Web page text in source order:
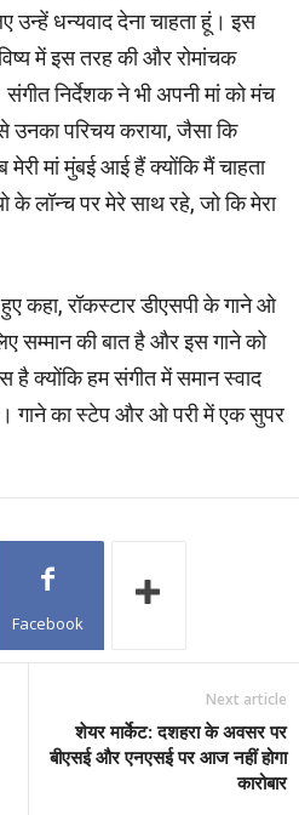
धन्यवाद देना चाहता हूं। इस
में इस तरह की और रोमांचक
निर्देशक ने भी अपनी मां को मंच
उनका परिचय कराया, जैसा कि
मां मुंबई आई हैं क्योंकि मैं चाहता
के लॉन्च पर मेरे साथ रहे, जो कि मेरा
कहा, रॉकस्टार डीएसपी के गाने ओ
सम्मान की बात है और इस गाने को
है क्योंकि हम संगीत में समान स्वाद
गाने का स्टेप और ओ परी में एक सुपर
Facebook
Next article
शेयर मार्केट: दशहरा के अवसर पर
बीएसई और एनएसई पर आज नहीं होगा
कारोबार